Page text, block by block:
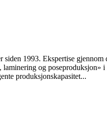
1993. Ekspertise gjennom
og poseproduksjon» i
produksjonskapasitet...